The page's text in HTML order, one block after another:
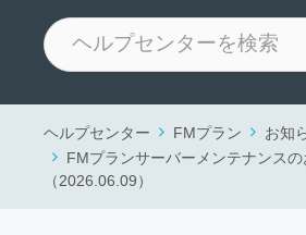
ヘルプセンター FMプラン
お知
FMプランサーバーメンテナンス
（2026.06.09）